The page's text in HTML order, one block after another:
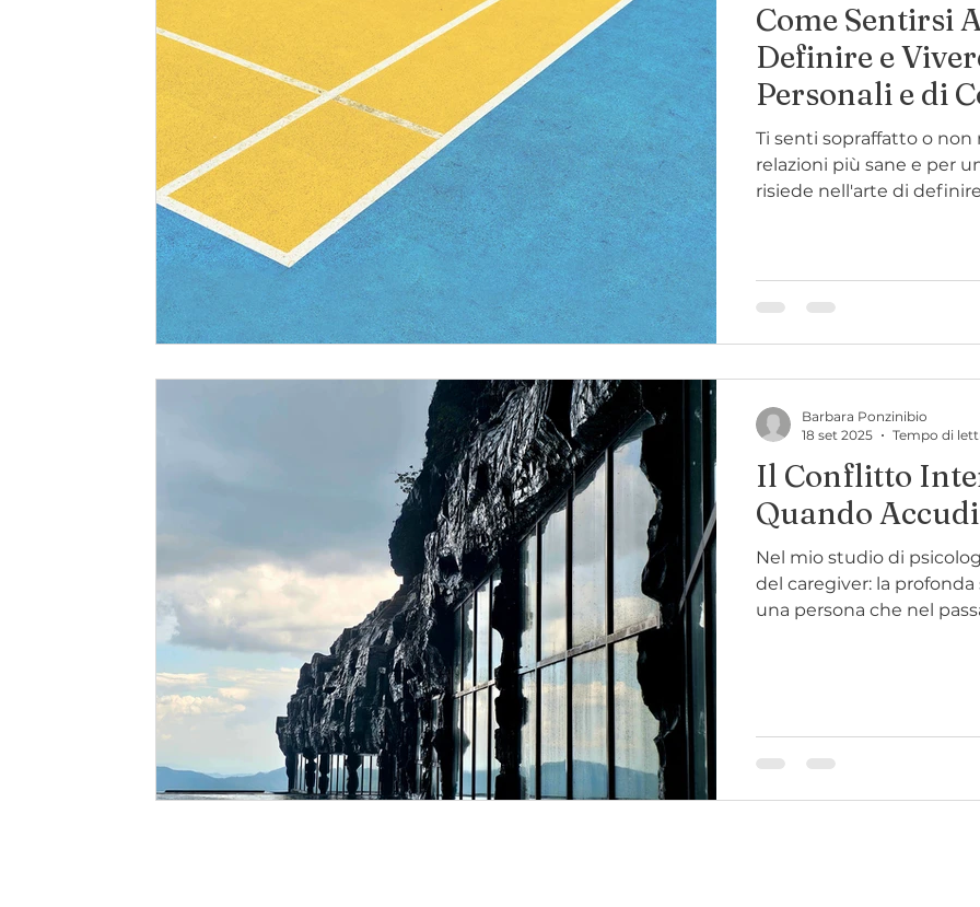
Come Sentirsi
Definire e
Personali e di
Ti senti sopraffatto o non
relazioni più sane e per
risiede nell'arte di
Il Conflitto
Quando
Nel mio studio di
del caregiver: la
una persona che nel
Barbara Ponzinibio
18 set 2025
Tempo di